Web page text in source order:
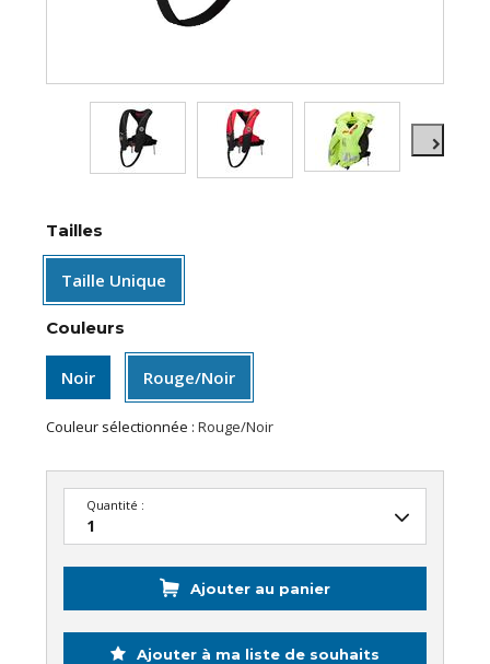
Tailles
Taille Unique
Couleurs
Noir Rouge/Noir
Couleur sélectionnée :Rouge/Noir
Quantité :
Ajouter au panier
Ajouter à ma liste de souhaits